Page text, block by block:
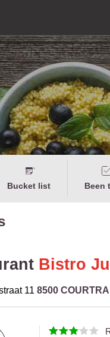
Bucket list Been
Bistro
11 8500 COURTRAI